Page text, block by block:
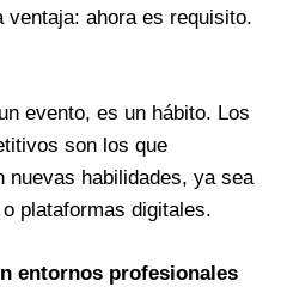
ventaja: ahora es requisito.
evento, es un hábito. Los
son los que
nuevas habilidades, ya sea
plataformas digitales.
entornos profesionales